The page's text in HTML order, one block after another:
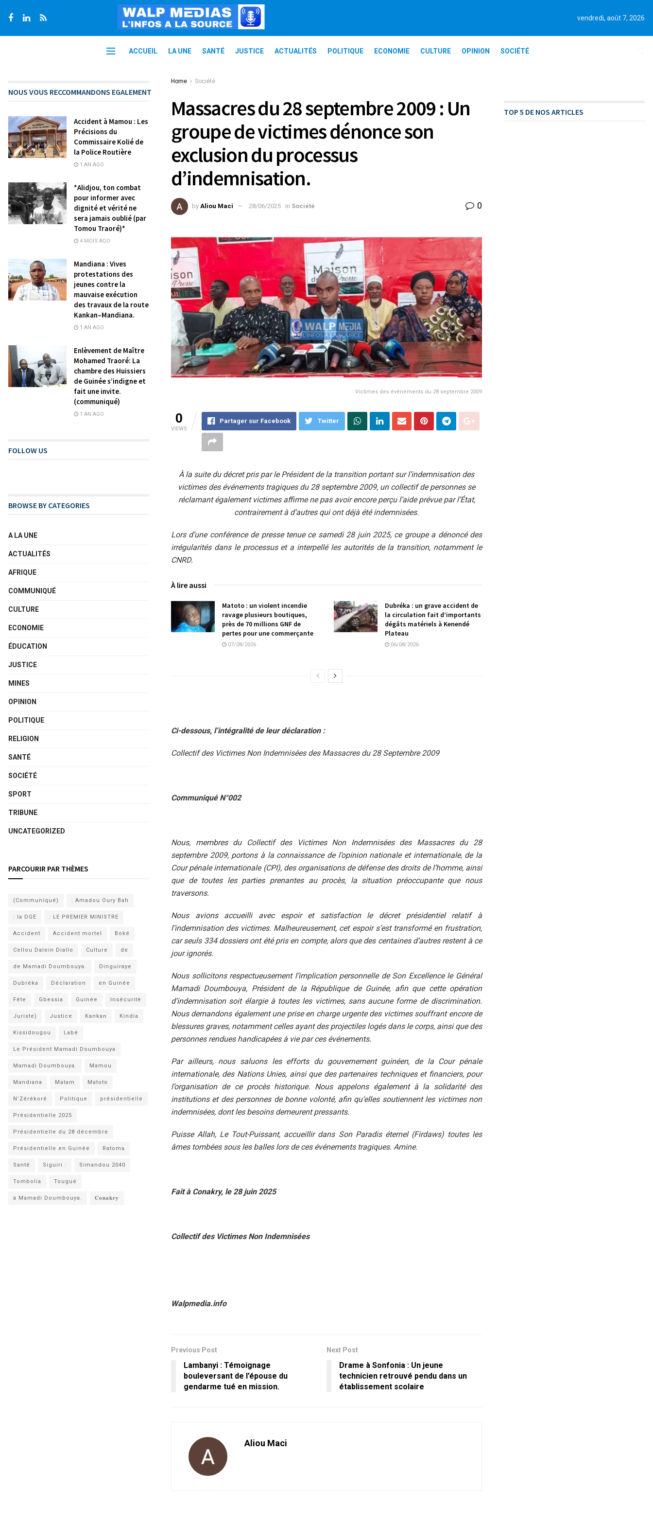
vendredi, août 7, 2026
ACCUEIL LA UNE SANTÉ JUSTICE ACTUALITÉS POLITIQUE ECONOMIE CULTURE OPINION SOCIÉTÉ
Home Société
Massacres du 28 septembre 2009 : Un
groupe de victimes dénonce son
exclusion du processus
d’indemnisation.
by Aliou Maci 28/06/2025 in Société 0
Victimes des événements du 28 septembre 2009
0
VIEWS
Partager sur Facebook Twitter
À la suite du décret pris par le Président de la transition portant sur l’indemnisation des
victimes des événements tragiques du 28 septembre 2009, un collectif de personnes se
réclamant également victimes affirme ne pas avoir encore perçu l’aide prévue par l’État,
contrairement à d’autres qui ont déjà été indemnisées.
Lors d’une conférence de presse tenue ce samedi 28 juin 2025, ce groupe a dénoncé des
irrégularités dans le processus et a interpellé les autorités de la transition, notamment le
CNRD.
À lire aussi
Matoto : un violent incendie
ravage plusieurs boutiques,
près de 70 millions GNF de
pertes pour une commerçante
07/08/2026
Dubréka : un grave accident de
la circulation fait d’importants
dégâts matériels à Kenendé
Plateau
06/08/2026
Ci-dessous, l’intégralité de leur déclaration :
Collectif des Victimes Non Indemnisées des Massacres du 28 Septembre 2009
Communiqué N°002
Nous, membres du Collectif des Victimes Non Indemnisées des Massacres du 28
septembre 2009, portons à la connaissance de l’opinion nationale et internationale, de la
Cour pénale internationale (CPI), des organisations de défense des droits de l’homme, ainsi
que de toutes les parties prenantes au procès, la situation préoccupante que nous
traversons.
Nous avions accueilli avec espoir et satisfaction le décret présidentiel relatif à
l’indemnisation des victimes. Malheureusement, cet espoir s’est transformé en frustration,
car seuls 334 dossiers ont été pris en compte, alors que des centaines d’autres restent à ce
jour ignorés.
Nous sollicitons respectueusement l’implication personnelle de Son Excellence le Général
Mamadi Doumbouya, Président de la République de Guinée, afin que cette opération
d’indemnisation soit élargie à toutes les victimes, sans aucune forme de discrimination.
Nous demandons également une prise en charge urgente des victimes souffrant encore de
blessures graves, notamment celles ayant des projectiles logés dans le corps, ainsi que des
personnes rendues handicapées à vie par ces événements.
Par ailleurs, nous saluons les efforts du gouvernement guinéen, de la Cour pénale
internationale, des Nations Unies, ainsi que des partenaires techniques et financiers, pour
l’organisation de ce procès historique. Nous appelons également à la solidarité des
institutions et des personnes de bonne volonté, afin qu’elles soutiennent les victimes non
indemnisées, dont les besoins demeurent pressants.
Puisse Allah, Le Tout-Puissant, accueillir dans Son Paradis éternel (Firdaws) toutes les
âmes tombées sous les balles lors de ces événements tragiques. Amine.
Fait à Conakry, le 28 juin 2025
Collectif des Victimes Non Indemnisées
Walpmedia.info
Previous Post
Lambanyi : Témoignage
bouleversant de l’épouse du
gendarme tué en mission.
Next Post
Drame à Sonfonia : Un jeune
technicien retrouvé pendu dans un
établissement scolaire
Aliou Maci
NOUS VOUS RECCOMMANDONS EGALEMENT
Accident à Mamou : Les
Précisions du
Commissaire Kolié de
la Police Routière
1 AN AGO
*Alidjou, ton combat
pour informer avec
dignité et vérité ne
sera jamais oublié (par
Tomou Traoré)*
4 MOIS AGO
Mandiana : Vives
protestations des
jeunes contre la
mauvaise exécution
des travaux de la route
Kankan–Mandiana.
1 AN AGO
Enlèvement de Maître
Mohamed Traoré: La
chambre des Huissiers
de Guinée s’indigne et
fait une invite.
(communiqué)
1 AN AGO
FOLLOW US
BROWSE BY CATEGORIES
A LA UNE
ACTUALITÉS
AFRIQUE
COMMUNIQUÉ
CULTURE
ECONOMIE
ÉDUCATION
JUSTICE
MINES
OPINION
POLITIQUE
RELIGION
SANTÉ
SOCIÉTÉ
SPORT
TRIBUNE
UNCATEGORIZED
PARCOURIR PAR THÈMES
(Communiqué) : Amadou Oury Bah
: la DGE : LE PREMIER MINISTRE
Accident Accident mortel Boké
Cellou Dalein Diallo Culture de
de Mamadi Doumbouya. Dinguiraye
Dubréka Déclaration en Guinée
Fête Gbessia Guinée Insécurité
Juriste) Justice Kankan Kindia
Kissidougou Labé
Le Président Mamadi Doumbouya
Mamadi Doumbouya. Mamou
Mandiana Matam Matoto
N’Zérékoré Politique présidentielle
Présidentielle 2025
Présidentielle du 28 décembre
Présidentielle en Guinée Ratoma
Santé Siguiri : Simandou 2040
Tombolia Tougué
à Mamadi Doumbouya. 𝐂𝐨𝐧𝐚𝐤𝐫𝐲
TOP 5 DE NOS ARTICLES